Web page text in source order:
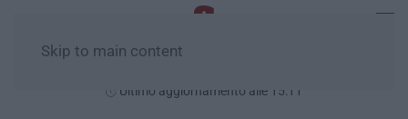
Skip to main content
Ultimo aggiornamento alle 15:11